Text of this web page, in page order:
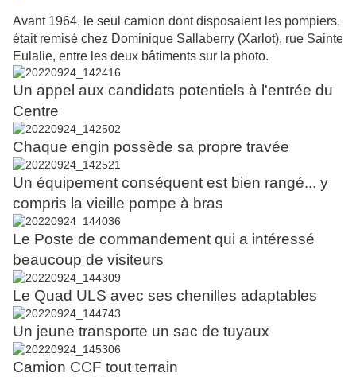
Avant 1964, le seul camion dont disposaient les pompiers,
était remisé chez Dominique Sallaberry (Xarlot), rue Sainte
Eulalie, entre les deux bâtiments sur la photo.
Un appel aux candidats potentiels à l'entrée du
Centre
Chaque engin possède sa propre travée
Un équipement conséquent est bien rangé... y
compris la vieille pompe à bras
Le Poste de commandement qui a intéressé
beaucoup de visiteurs
Le Quad ULS avec ses chenilles adaptables
Un jeune transporte un sac de tuyaux
Camion CCF tout terrain